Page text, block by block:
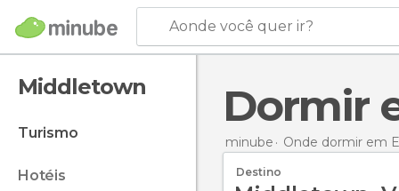
Aonde você quer ir?
Middletown
turismo
hotéis
minube Onde dormir em
Destino